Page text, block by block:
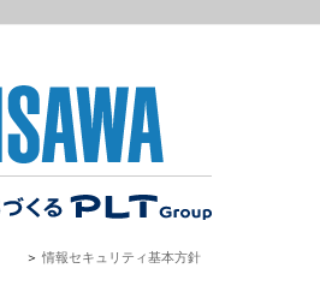
＞情報セキュリティ基本方針